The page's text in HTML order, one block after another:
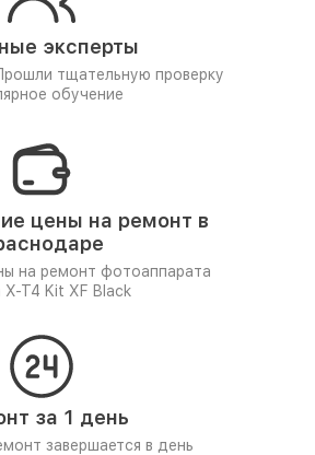
эксперты
тщательную проверку
обучение
цены на ремонт в
на ремонт фотоаппарата
X-T4 Kit XF Black
за 1 день
завершается в день